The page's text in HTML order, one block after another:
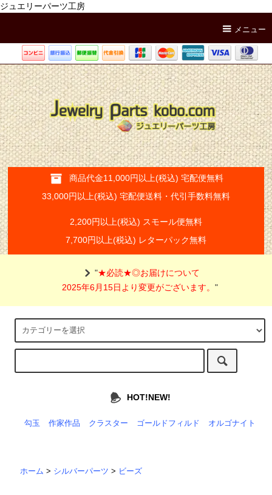
ジュエリーパーツ工房
メニュー
商品代金11,000円以上(税込) 宅配便無料
33,000円以上(税込) 宅配便送料・代引手数料無料
2,200円以上(税込) スモール便無料
7,700円以上(税込) レターパック無料
"★必読★◎お届けについて
2025年6月15日より変更がございます。"
HOT!NEW!
勾玉 作家作品 クラスター ゴールドフィルド オルゴナイト
ホーム > シルバーパーツ > ビーズ